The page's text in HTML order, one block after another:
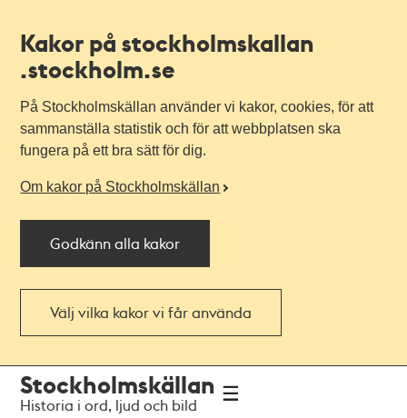
Kakor på stockholmskallan
.stockholm.se
På Stockholmskällan använder vi kakor, cookies, för att
sammanställa statistik och för att webbplatsen ska
fungera på ett bra sätt för dig.
Om kakor på Stockholmskällan
Godkänn alla kakor
Välj vilka kakor vi får använda
navigationen
huvudinnehållet
Stockholmskällan
Historia i ord, ljud och bild